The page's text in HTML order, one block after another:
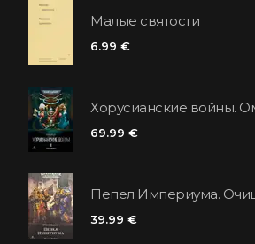
Малые святости
6.99 €
Хорусианские войны.
69.99 €
Пепел Империума.
39.99 €